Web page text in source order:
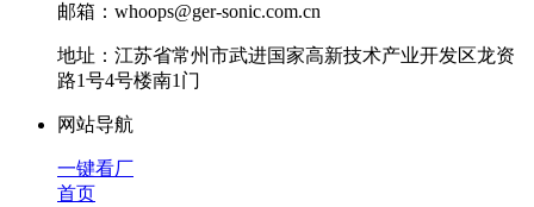
邮箱：whoops@ger-sonic.com.cn
地址：江苏省常州市武进国家高新技术产业开发区龙资
路1号4号楼南1门
网站导航
一键看厂
首页